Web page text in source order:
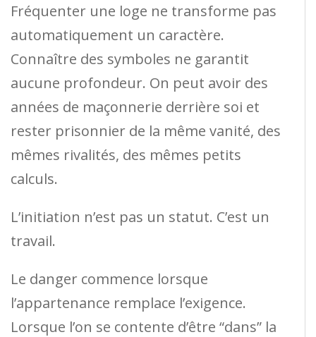
Fréquenter une loge ne transforme pas
automatiquement un caractère.
Connaître des symboles ne garantit
aucune profondeur. On peut avoir des
années de maçonnerie derrière soi et
rester prisonnier de la même vanité, des
mêmes rivalités, des mêmes petits
calculs.
L’initiation n’est pas un statut. C’est un
travail.
Le danger commence lorsque
l’appartenance remplace l’exigence.
Lorsque l’on se contente d’être “dans” la